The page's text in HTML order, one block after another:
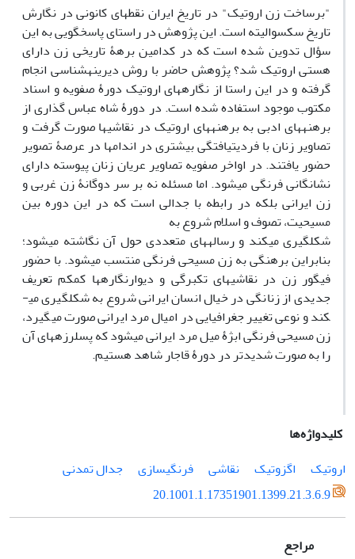
"برساخت زن اروتیک" در تاریخ ایران نقطه­ای کانونی در نگارش
تاریخ سکسوالیته است. این پژوهش در راستای پاسخ­گویی به این
سؤال تدوین شده است که در کدامین برهۀ تاریخی زن دارای
هستی اروتیک شد؟ پژوهش حاضر با روش دیرینه­شناسی انجام
گرفته و در این راستا از نگاره­های اروتیک دورۀ صفویه و اسناد
مکتوب موجود استفاده شده است. در دورۀ شاه عباس گذاری از
برهنه­های ادبی به برهنه­های اروتیک در نقاشی­ها صورت گرفت و
تصاویر زنان با فردیت­یافتگی بیشتری در اندام­ها در عرصۀ تصویر
حضور یافتند. در اواخر صفویه تصاویر عریان زنان پیوسته دارای
نشانگانی فرنگی می­­شود. اما مسئله نه بر سر دوگانۀ زن غربی و
زن ایرانی بلکه در رابطه با جدالی است که در این دوره بین
مسیحیت، تصوف و اسلام شروع به
شکل­گیری می­کند و رساله­های متعددی حول آن نگاشته می­­شود؛
بنابراین برهنگی به زن مسیحی فرنگی منتسب می­شود. با حضور
فیگور زن در نقاشی­های تک­برگی و دیوارنگاره­ها کم­کم تعریف
جدیدی از زنانگی در خیال انسان ایرانی شروع به شکل­گیری می­
کند و نوعی تغییر جغرافیایی در امیال مرد ایرانی صورت می­گیرد،
زن مسیحی فرنگی ابژۀ میل مرد ایرانی می­شود که پس­لرزه­های آن
را به صورت شدیدتر در دورۀ قاجار شاهد هستیم­.
کلیدواژه‌ها
اروتیک
اگزوتیک نقاشی فرنگی­سازی
جدال تمدنی
20.1001.1.17351901.1399.21.3.6.9
مراجع